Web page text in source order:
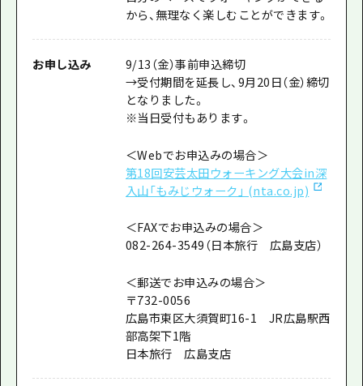
から、無理なく楽しむことができます。
お申し込み
9/13（金）事前申込締切
→受付期間を延長し、9月20日（金）締切
となりました。
※当日受付もあります。
＜Webでお申込みの場合＞
第18回安芸太田ウォーキング大会in深
入山「もみじウォーク」 (nta.co.jp)
＜FAXでお申込みの場合＞
082-264-3549（日本旅行 広島支店）
＜郵送でお申込みの場合＞
〒732-0056
広島市東区大須賀町16-1 JR広島駅西
部高架下1階
日本旅行 広島支店